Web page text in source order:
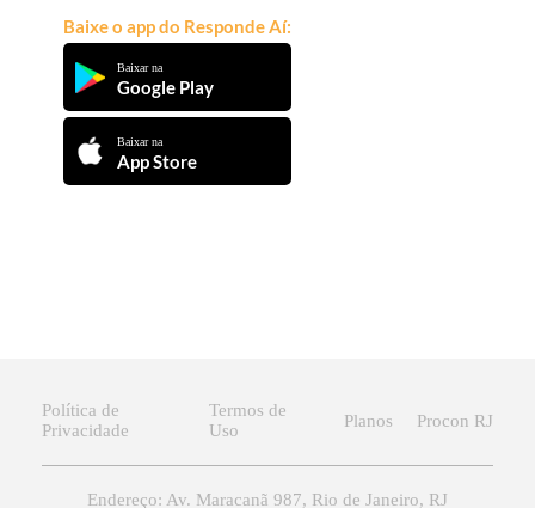
Baixe o app do Responde Aí:
Baixar na
Google Play
Baixar na
App Store
Política de
Privacidade
Termos de
Uso
Planos Procon RJ
Endereço: Av. Maracanã 987, Rio de Janeiro, RJ